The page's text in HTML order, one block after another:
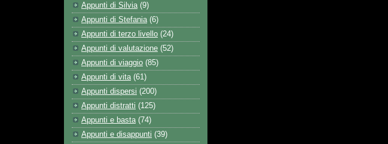
Appunti di Silvia (9)
Appunti di Stefania (6)
Appunti di terzo livello (24)
Appunti di valutazione (52)
Appunti di viaggio (85)
Appunti di vita (61)
Appunti dispersi (200)
Appunti distratti (125)
Appunti e basta (74)
Appunti e disappunti (39)